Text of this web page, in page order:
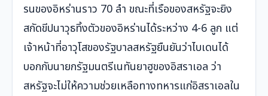
รนของอิหร่านราว 70 ลำ ขณะที่เรือของสหรัฐจะยิง
สกัดขีปนาวุธทิ้งตัวของอิหร่านได้ระหว่าง 4-6 ลูก แต่
เจ้าหน้าที่อาวุโสของรัฐบาลสหรัฐยืนยันว่าไบเดนได้
บอกกับนายกรัฐมนตรีเนทันยาฮูของอิสราเอล ว่า
สหรัฐจะไม่ให้ความช่วยเหลือทางทหารแก่อิสราเอลใน